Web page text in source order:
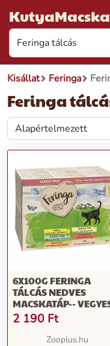
Kisállat Feringa
Feringa
6X100G FERINGA
TÁLCÁS NEDVES
MACSKATÁP--
CSOMAG II. (6
FAJTÁVAL)
2 190 Ft
Zooplus.hu